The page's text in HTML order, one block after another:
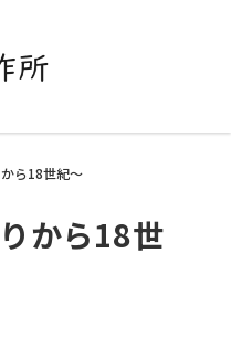
ら18世紀～
から18世